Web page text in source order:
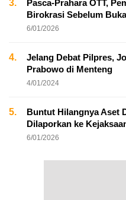
3.
Pasca-Prahara OTT,
Birokrasi Sebelum
6/01/2026
4.
Jelang Debat Pilpres,
Prabowo di Menteng
4/01/2024
5.
Buntut Hilangnya Aset
Dilaporkan ke
6/01/2026